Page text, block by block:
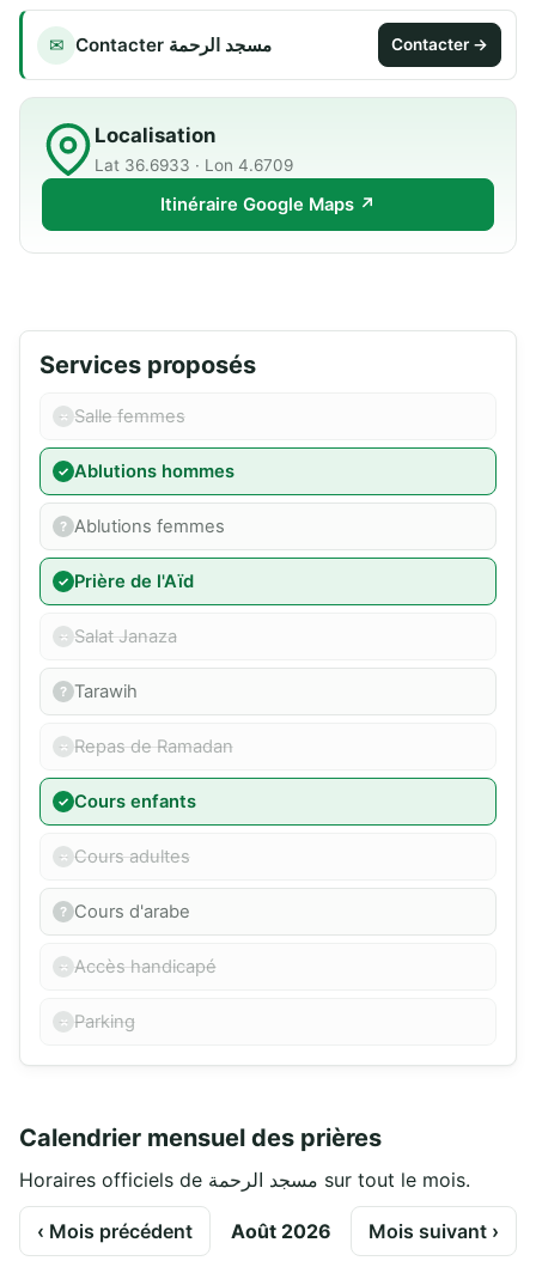
✉ Contacter مسجد الرحمة Contacter →
Localisation
Lat 36.6933 · Lon 4.6709
Itinéraire Google Maps ↗
Services proposés
Salle femmes
Ablutions hommes
Ablutions femmes
Prière de l'Aïd
Salat Janaza
Tarawih
Repas de Ramadan
Cours enfants
Cours adultes
Cours d'arabe
Accès handicapé
Parking
Calendrier mensuel des prières
Horaires officiels de مسجد الرحمة sur tout le mois.
‹ Mois précédent Août 2026 Mois suivant ›